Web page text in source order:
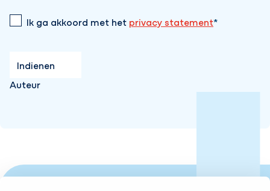
Ik ga akkoord met het privacy statement
Auteur